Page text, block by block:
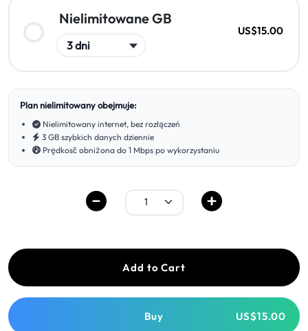
Nielimitowane GB
US$15.00
Plan nielimitowany obejmuje:
Nielimitowany internet, bez rozłączeń
3 GB szybkich danych dziennie
Prędkość obniżona do 1 Mbps po wykorzystaniu
Add to Cart
Buy US$15.00